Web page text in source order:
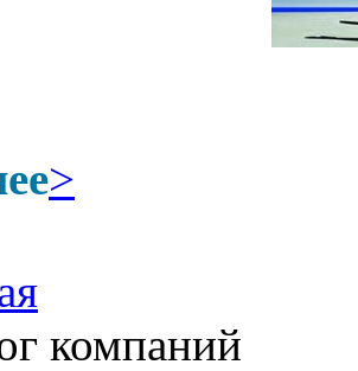
>
компаний